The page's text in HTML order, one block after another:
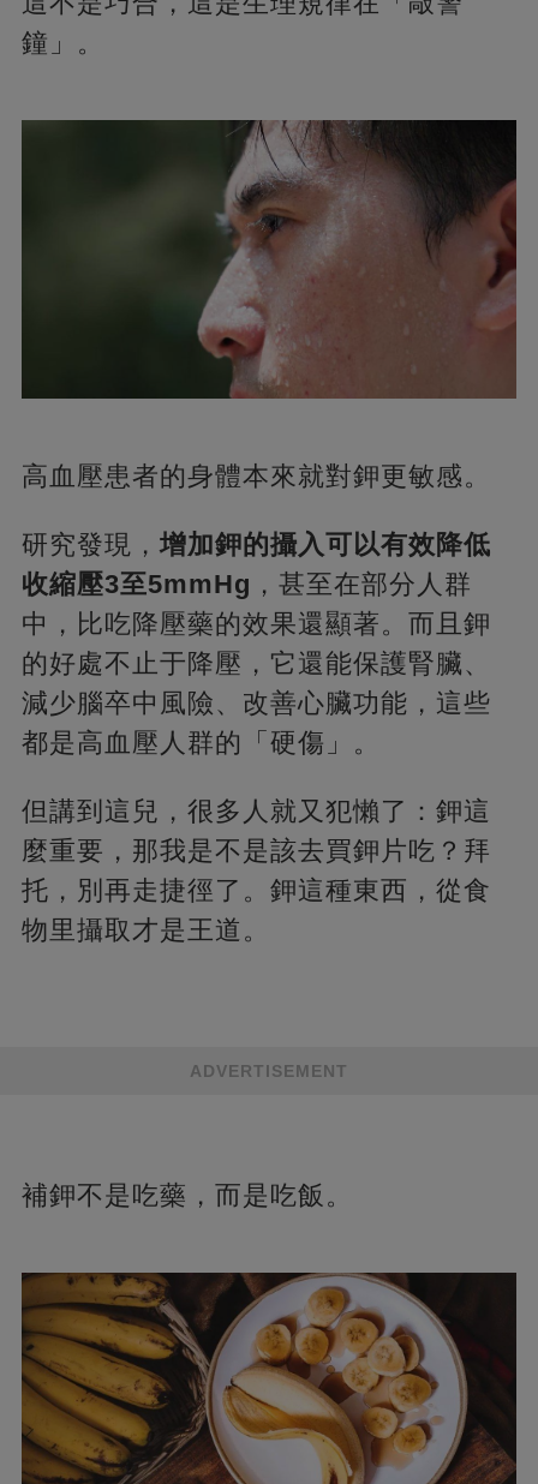
鐘」。
高血壓患者的身體本來就對鉀更敏感。
研究發現， 增加鉀的攝入可以有效降低
收縮壓3至5mmHg ，甚至在部分人群
中，比吃降壓藥的效果還顯著。而且鉀
的好處不止于降壓，它還能保護腎臟、
減少腦卒中風險、改善心臟功能，這些
都是高血壓人群的「硬傷」。
但講到這兒，很多人就又犯懶了：鉀這
麼重要，那我是不是該去買鉀片吃？拜
托，別再走捷徑了。鉀這種東西，從食
物里攝取才是王道。
ADVERTISEMENT
補鉀不是吃藥，而是吃飯。